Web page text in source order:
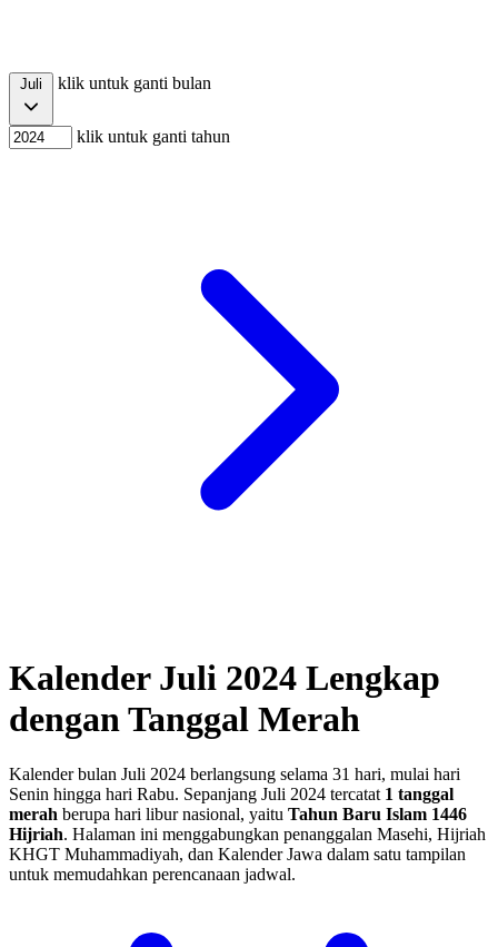
klik untuk ganti bulan
klik untuk ganti tahun
Kalender Juli 2024 Lengkap
dengan Tanggal Merah
Kalender bulan Juli 2024 berlangsung selama 31 hari, mulai hari
Senin hingga hari Rabu. Sepanjang Juli 2024 tercatat 1 tanggal
merah berupa hari libur nasional, yaitu Tahun Baru Islam 1446
Hijriah. Halaman ini menggabungkan penanggalan Masehi, Hijriah
KHGT Muhammadiyah, dan Kalender Jawa dalam satu tampilan
untuk memudahkan perencanaan jadwal.